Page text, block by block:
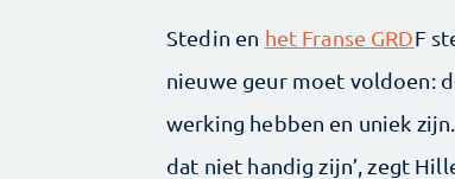
Stedin en het Franse GRDF
nieuwe geur moet voldoen:
werking hebben en uniek
dat niet handig zijn’, zegt